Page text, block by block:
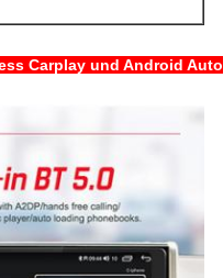
Carplay und Android Auto